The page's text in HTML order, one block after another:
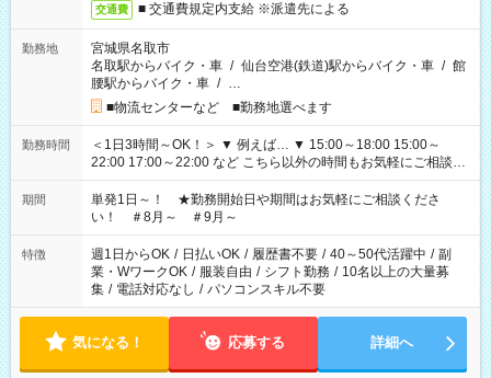
交通費 ■ 交通費規定内支給 ※派遣先による
勤務地
宮城県名取市
名取駅からバイク・車 / 仙台空港(鉄道)駅からバイク・車 / 館
腰駅からバイク・車 / …
■物流センターなど ■勤務地選べます
勤務時間
＜1日3時間～OK！＞ ▼ 例えば… ▼ 15:00～18:00 15:00～
22:00 17:00～22:00 など こちら以外の時間もお気軽にご相談く
ださい！
期間
単発1日～！ ★勤務開始日や期間はお気軽にご相談くださ
い！ ＃8月～ ＃9月～
特徴 週1日からOK / 日払いOK / 履歴書不要 / 40～50代活躍中 / 副
業・WワークOK / 服装自由 / シフト勤務 / 10名以上の大量募
集 / 電話対応なし / パソコンスキル不要
気になる！ 応募する 詳細へ